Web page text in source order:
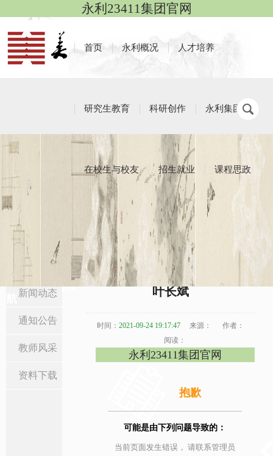
永利23411集团官网
首页 永利概况 人才培养
研究生教育 科研创作 永利集团
在校生与校友 招生就业 课程思政
栏目导
新闻动态
通知公告
教师风采
资料下载
教师风采
当前位置: >新闻通知
叶长斌
时间： 2021-09-24 19:17:47 来源：
作者：
阅读：
永利23411集团官网
抱歉
可能是由下列问题导致的：
当前页面发生错误， 请联系管理员